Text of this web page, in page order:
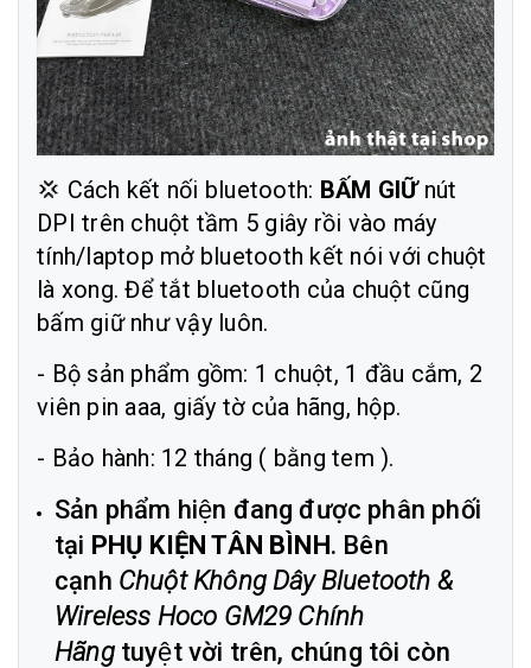
💢 Cách kết nối bluetooth: BẤM GIỮnút
DPI trên chuột tầm 5 giây rồi vào máy
tính/laptop mở bluetooth kết nói với chuột
là xong. Để tắt bluetooth của chuột cũng
bấm giữ như vậy luôn.
- Bộ sản phẩm gồm: 1 chuột, 1 đầu cắm, 2
viên pin aaa, giấy tờ của hãng, hộp.
- Bảo hành: 12 tháng ( bằng tem ).
Sản phẩm hiện đang được phân phối
tại PHỤ KIỆN TÂN BÌNH. Bên
cạnh Chuột Không Dây Bluetooth &
Wireless Hoco GM29 Chính
Hãngtuyệt vời trên, chúng tôi còn